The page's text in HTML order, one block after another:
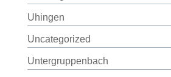
Uhingen
Uncategorized
Untergruppenbach